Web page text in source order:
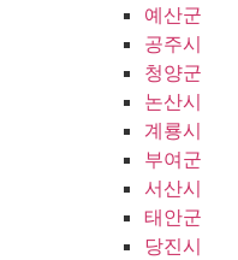
예산군
공주시
청양군
논산시
계룡시
부여군
서산시
태안군
당진시